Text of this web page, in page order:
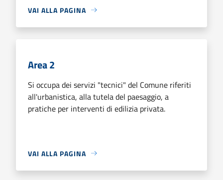
VAI ALLA PAGINA
Area 2
Si occupa dei servizi "tecnici" del Comune riferiti
all'urbanistica, alla tutela del paesaggio, a
pratiche per interventi di edilizia privata.
VAI ALLA PAGINA